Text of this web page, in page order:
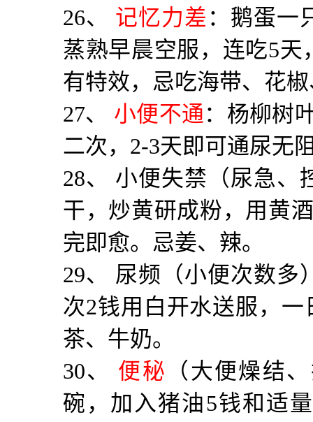
26、 记忆力差 ：鹅蛋一
蒸熟早晨空服，连吃5天
有特效，忌吃海带、花
27、 小便不通 ：杨柳树
二次， 2-3天即可通尿无
28、 小便失禁（尿急、
干，炒黄研成粉，用黄
完即愈。忌姜、辣。
29、 尿频（小便次数多
次2钱用白开水送服，
茶、牛奶。
30、 便秘 （大便燥结
碗，加入猪油5钱和适